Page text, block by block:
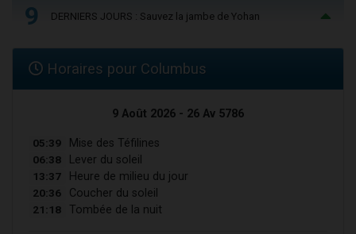
9 DERNIERS JOURS : Sauvez la jambe de Yohan
Horaires pour Columbus
9 Août 2026 - 26 Av 5786
05:39 Mise des Téfilines
06:38 Lever du soleil
13:37 Heure de milieu du jour
20:36 Coucher du soleil
21:18 Tombée de la nuit